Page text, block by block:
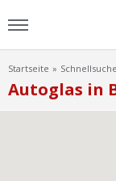
Home
Startseite Schnellsuche
Autoglas in